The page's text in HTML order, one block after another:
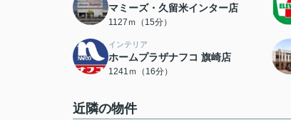
マミーズ・久留米インター店
1127ｍ（15分）
インテリア
ホームプラザナフコ 旗崎店
1241ｍ（16分）
近隣の物件